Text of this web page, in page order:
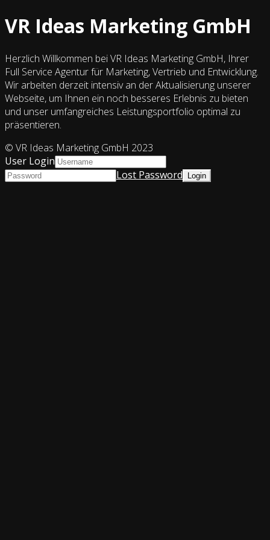
VR Ideas Marketing GmbH
Herzlich Willkommen bei VR Ideas Marketing GmbH, Ihrer
Full Service Agentur für Marketing, Vertrieb und Entwicklung.
Wir arbeiten derzeit intensiv an der Aktualisierung unserer
Webseite, um Ihnen ein noch besseres Erlebnis zu bieten
und unser umfangreiches Leistungsportfolio optimal zu
präsentieren.
© VR Ideas Marketing GmbH 2023
User Login
Lost Password